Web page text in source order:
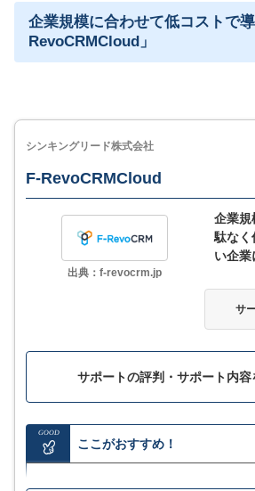
企業規模に合わせて低コストで
RevoCRMCloud」
シンキングリード株式会社
F-RevoCRMCloud
出典：f-revocrm.jp
企業規
駄なく
い企業
サ
サポートの評判・サポート内容
GOOD
ここがおすすめ！